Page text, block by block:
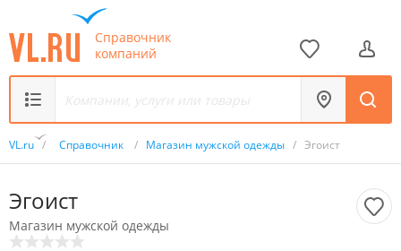
Справочник
компаний
VL.ru / Справочник / Магазин мужской одежды / Эгоист
Эгоист
Магазин мужской одежды